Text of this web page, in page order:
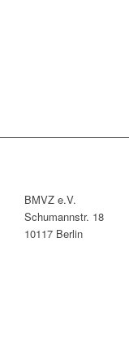
BMVZ e.V.
Schumannstr. 18
10117 Berlin